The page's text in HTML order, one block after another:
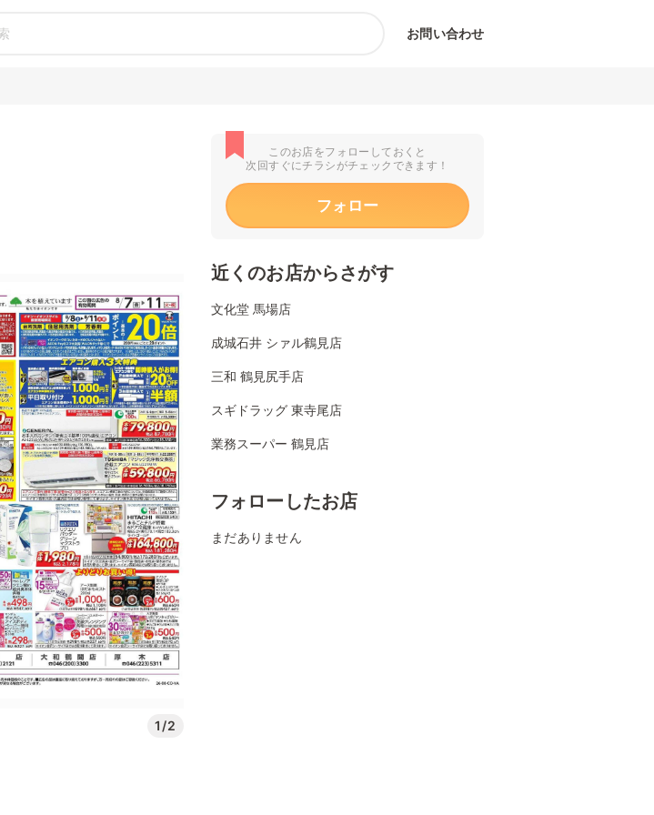
お問い合わせ
1/2
このお店をフォローしておくと
次回すぐにチラシがチェックできます！
フォロー
近くのお店からさがす
文化堂 馬場店
成城石井 シァル鶴見店
三和 鶴見尻手店
スギドラッグ 東寺尾店
業務スーパー 鶴見店
フォローしたお店
まだありません